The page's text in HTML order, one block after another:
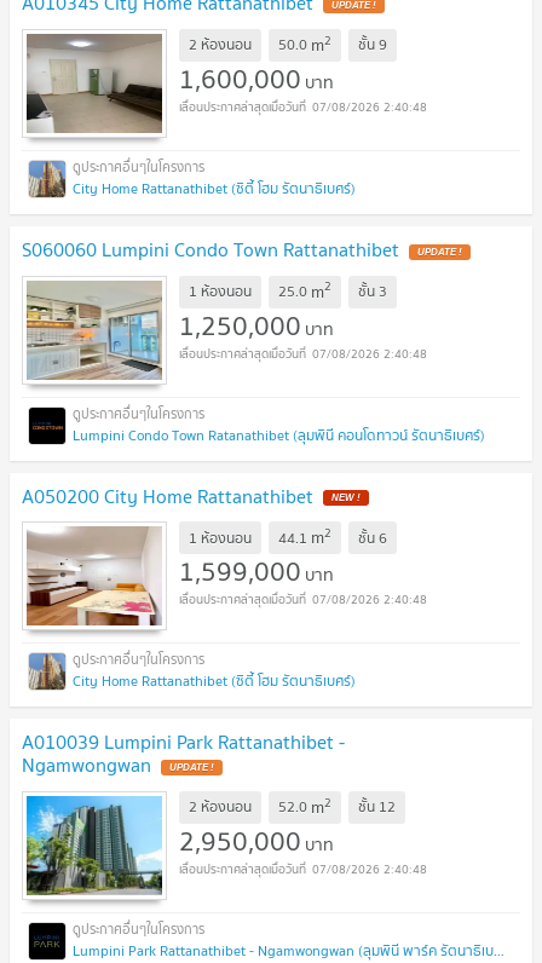
UPDATE !
2 ห้องนอน 50.0 m2 ชั้น9
1,600,000 บาท
07/08/2026 2:40:48
City Home Rattanathibet (ซิตี้ โฮม รัตนาธิเบศร์)
S060060 Lumpini Condo Town Rattanathibet UPDATE !
1 ห้องนอน 25.0 m2 ชั้น 3
1,250,000 บาท
07/08/2026 2:40:48
Lumpini Condo Town Ratanathibet (ลุมพินี คอนโดทาวน์ รัตนาธิเบศร์)
A050200 City Home Rattanathibet NEW !
1 ห้องนอน 44.1 m2 ชั้น6
1,599,000 บาท
07/08/2026 2:40:48
City Home Rattanathibet (ซิตี้ โฮม รัตนาธิเบศร์)
A010039 Lumpini Park Rattanathibet -
Ngamwongwan UPDATE !
2 ห้องนอน 52.0 m2 ชั้น 12
2,950,000 บาท
07/08/2026 2:40:48
Lumpini Park Rattanathibet - Ngamwongwan (ลุมพินี พาร์ค รัตนาธิเบศร์ - งามวงศ์วาน)